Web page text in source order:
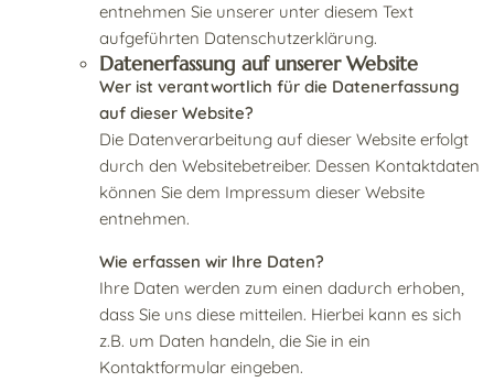
entnehmen Sie unserer unter diesem Text
aufgeführten Datenschutzerklärung.
Datenerfassung auf unserer Website
Wer ist verantwortlich für die Datenerfassung
auf dieser Website?
Die Datenverarbeitung auf dieser Website erfolgt
durch den Websitebetreiber. Dessen Kontaktdaten
können Sie dem Impressum dieser Website
entnehmen.
Wie erfassen wir Ihre Daten?
Ihre Daten werden zum einen dadurch erhoben,
dass Sie uns diese mitteilen. Hierbei kann es sich
z.B. um Daten handeln, die Sie in ein
Kontaktformular eingeben.